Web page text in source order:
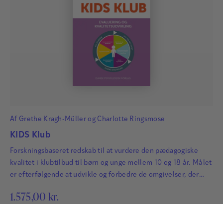
Af Grethe Kragh-Müller og Charlotte Ringsmose
KIDS Klub
Forskningsbaseret redskab til at vurdere den pædagogiske
kvalitet i klubtilbud til børn og unge mellem 10 og 18 år. Målet
er efterfølgende at udvikle og forbedre de omgivelser, der
udvikling.
1.575,00 kr.